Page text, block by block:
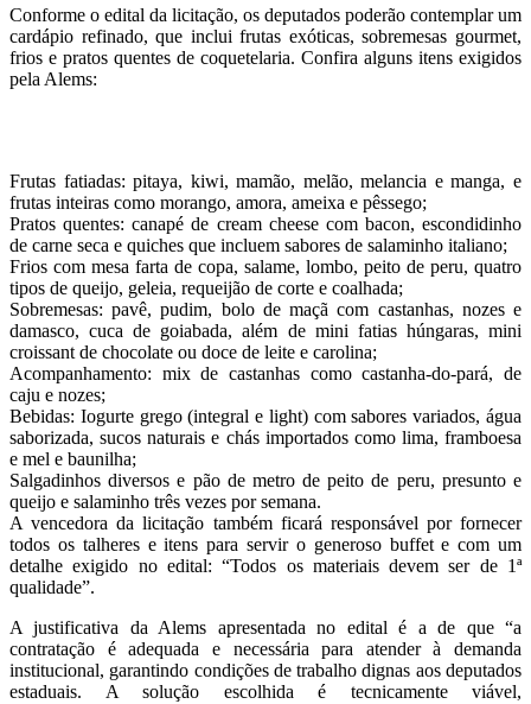
Conforme o edital da licitação, os deputados poderão contemplar um
cardápio refinado, que inclui frutas exóticas, sobremesas gourmet,
frios e pratos quentes de coquetelaria. Confira alguns itens exigidos
pela Alems:
Frutas fatiadas: pitaya, kiwi, mamão, melão, melancia e manga, e
frutas inteiras como morango, amora, ameixa e pêssego;
Pratos quentes: canapé de cream cheese com bacon, escondidinho
de carne seca e quiches que incluem sabores de salaminho italiano;
Frios com mesa farta de copa, salame, lombo, peito de peru, quatro
tipos de queijo, geleia, requeijão de corte e coalhada;
Sobremesas: pavê, pudim, bolo de maçã com castanhas, nozes e
damasco, cuca de goiabada, além de mini fatias húngaras, mini
croissant de chocolate ou doce de leite e carolina;
Acompanhamento: mix de castanhas como castanha-do-pará, de
caju e nozes;
Bebidas: Iogurte grego (integral e light) com sabores variados, água
saborizada, sucos naturais e chás importados como lima, framboesa
e mel e baunilha;
Salgadinhos diversos e pão de metro de peito de peru, presunto e
queijo e salaminho três vezes por semana.
A vencedora da licitação também ficará responsável por fornecer
todos os talheres e itens para servir o generoso buffet e com um
detalhe exigido no edital: “Todos os materiais devem ser de 1ª
qualidade”.
A justificativa da Alems apresentada no edital é a de que “a
contratação é adequada e necessária para atender à demanda
institucional, garantindo condições de trabalho dignas aos deputados
estaduais. A solução escolhida é tecnicamente viável,